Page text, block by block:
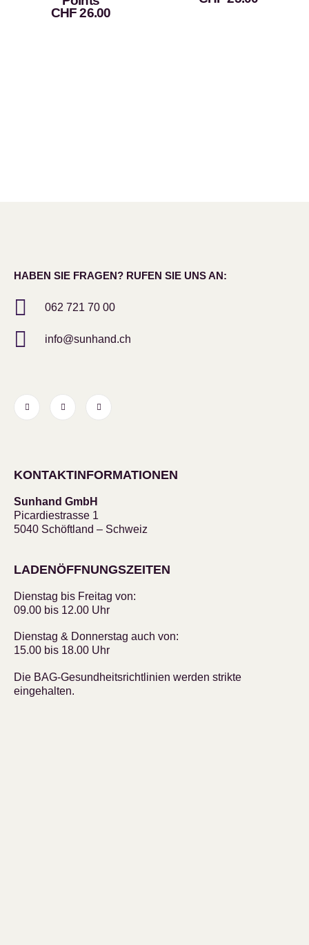
CHF26.00
HABEN SIE FRAGEN? RUFEN SIE UNS AN:
062 721 70 00
info@sunhand.ch
KONTAKTINFORMATIONEN
Sunhand GmbH
Picardiestrasse 1
5040 Schöftland – Schweiz
LADENÖFFNUNGSZEITEN
Dienstag bis Freitag von:
09.00 bis 12.00 Uhr
Dienstag & Donnerstag auch von:
15.00 bis 18.00 Uhr
Die BAG-Gesundheitsrichtlinien werden strikte
eingehalten.